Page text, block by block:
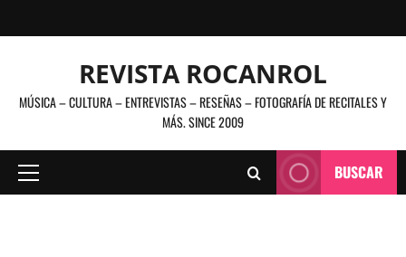
al
REVISTA ROCANROL
MÚSICA – CULTURA – ENTREVISTAS – RESEÑAS – FOTOGRAFÍA DE RECITALES Y
MÁS. SINCE 2009
Menú
BUSCAR